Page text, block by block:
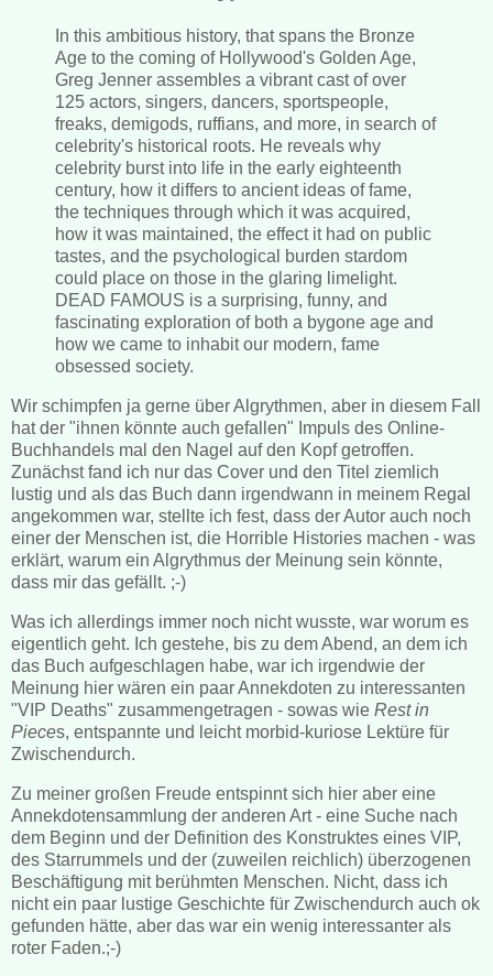
In this ambitious history, that spans the Bronze
Age to the coming of Hollywood's Golden Age,
Greg Jenner assembles a vibrant cast of over
125 actors, singers, dancers, sportspeople,
freaks, demigods, ruffians, and more, in search of
celebrity's historical roots. He reveals why
celebrity burst into life in the early eighteenth
century, how it differs to ancient ideas of fame,
the techniques through which it was acquired,
how it was maintained, the effect it had on public
tastes, and the psychological burden stardom
could place on those in the glaring limelight.
DEAD FAMOUS is a surprising, funny, and
fascinating exploration of both a bygone age and
how we came to inhabit our modern, fame
obsessed society.
Wir schimpfen ja gerne über Algrythmen, aber in diesem Fall
hat der "ihnen könnte auch gefallen" Impuls des Online-
Buchhandels mal den Nagel auf den Kopf getroffen.
Zunächst fand ich nur das Cover und den Titel ziemlich
lustig und als das Buch dann irgendwann in meinem Regal
angekommen war, stellte ich fest, dass der Autor auch noch
einer der Menschen ist, die Horrible Histories machen - was
erklärt, warum ein Algrythmus der Meinung sein könnte,
dass mir das gefällt. ;-)
Was ich allerdings immer noch nicht wusste, war worum es
eigentlich geht. Ich gestehe, bis zu dem Abend, an dem ich
das Buch aufgeschlagen habe, war ich irgendwie der
Meinung hier wären ein paar Annekdoten zu interessanten
"VIP Deaths" zusammengetragen - sowas wie Rest in
Pieces, entspannte und leicht morbid-kuriose Lektüre für
Zwischendurch.
Zu meiner großen Freude entspinnt sich hier aber eine
Annekdotensammlung der anderen Art - eine Suche nach
dem Beginn und der Definition des Konstruktes eines VIP,
des Starrummels und der (zuweilen reichlich) überzogenen
Beschäftigung mit berühmten Menschen. Nicht, dass ich
nicht ein paar lustige Geschichte für Zwischendurch auch ok
gefunden hätte, aber das war ein wenig interessanter als
roter Faden.;-)